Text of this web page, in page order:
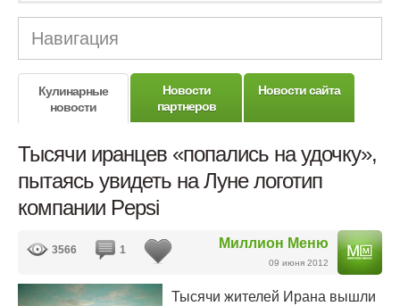
Навигация
Кулинарные
новости
Новости
партнеров
Новости сайта
Тысячи иранцев «попались на удочку»,
пытаясь увидеть на Луне логотип
компании Pepsi
Миллион Меню
09 июня 2012
3566 1
Тысячи жителей Ирана вышли